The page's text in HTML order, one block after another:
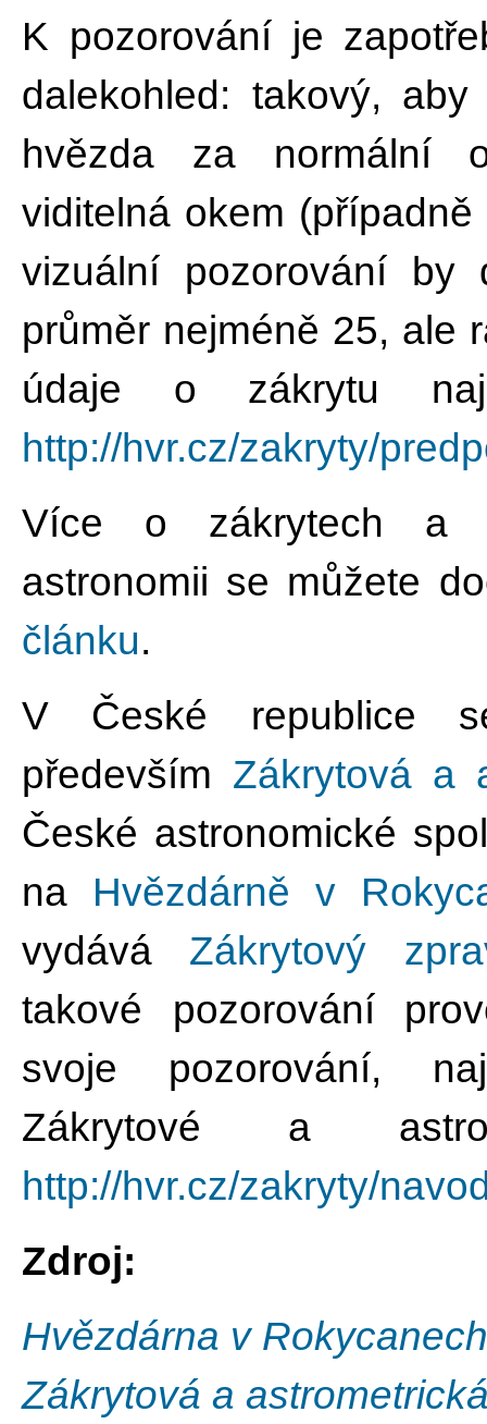
K pozorování je
dalekohled: takový,
hvězda za normální
viditelná okem
vizuální pozorování by
průměr nejméně 25, ale
údaje o zákrytu
http://hvr.cz/zakryty/
Více o zákrytech a
astronomii se můžete
článku.
V České republice
především Zákrytová a
České astronomické
na Hvězdárně v
vydává Zákrytový
takové pozorování
svoje pozorování,
Zákrytové a
http://hvr.cz/zakryty/
Zdroj:
Hvězdárna v Rokycanech
Zákrytová a